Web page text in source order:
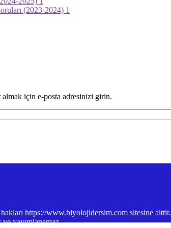
(2023-2024) 1
için e-posta adresinizi girin.
https://www.biyolojidersim.com sitesine aittir.
yayımlanamaz.